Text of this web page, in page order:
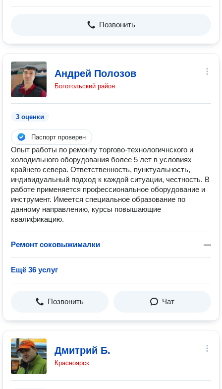
Позвонить
Андрей Полозов
Боготольский район
3 оценки
Паспорт проверен
Опыт работы по ремонту торгово-технологичнского и
холодильного оборудования более 5 лет в условиях
крайнего севера. Ответственность, пунктуальность,
индивидуальный подход к каждой ситуации, честность. В
работе применяется профессиональное оборудование и
инструмент. Имеется специальное образование по
данному направлению, курсы повышающие
квалификацию.
Ремонт соковыжималки —
Ещё 36 услуг
Позвонить Чат
Дмитрий Б.
Красноярск